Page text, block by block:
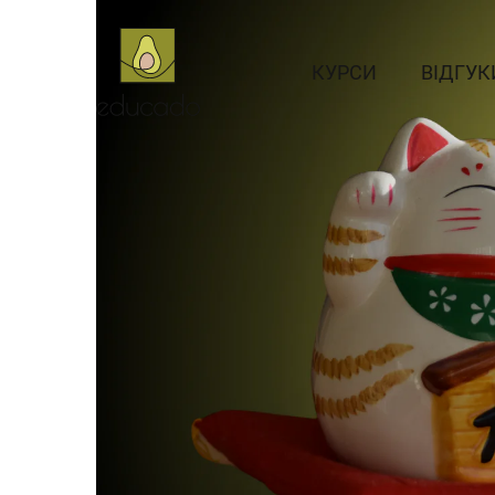
КУРСИ
АНГЛІЙСЬКА
Англійська
Англійська
Бізнес-
Англійська
Підготовка
Англійська
ІСПАНСЬКА
Іспанська
Іспанська
ФРАНЦУЗЬКА
ІСПАНСЬКА